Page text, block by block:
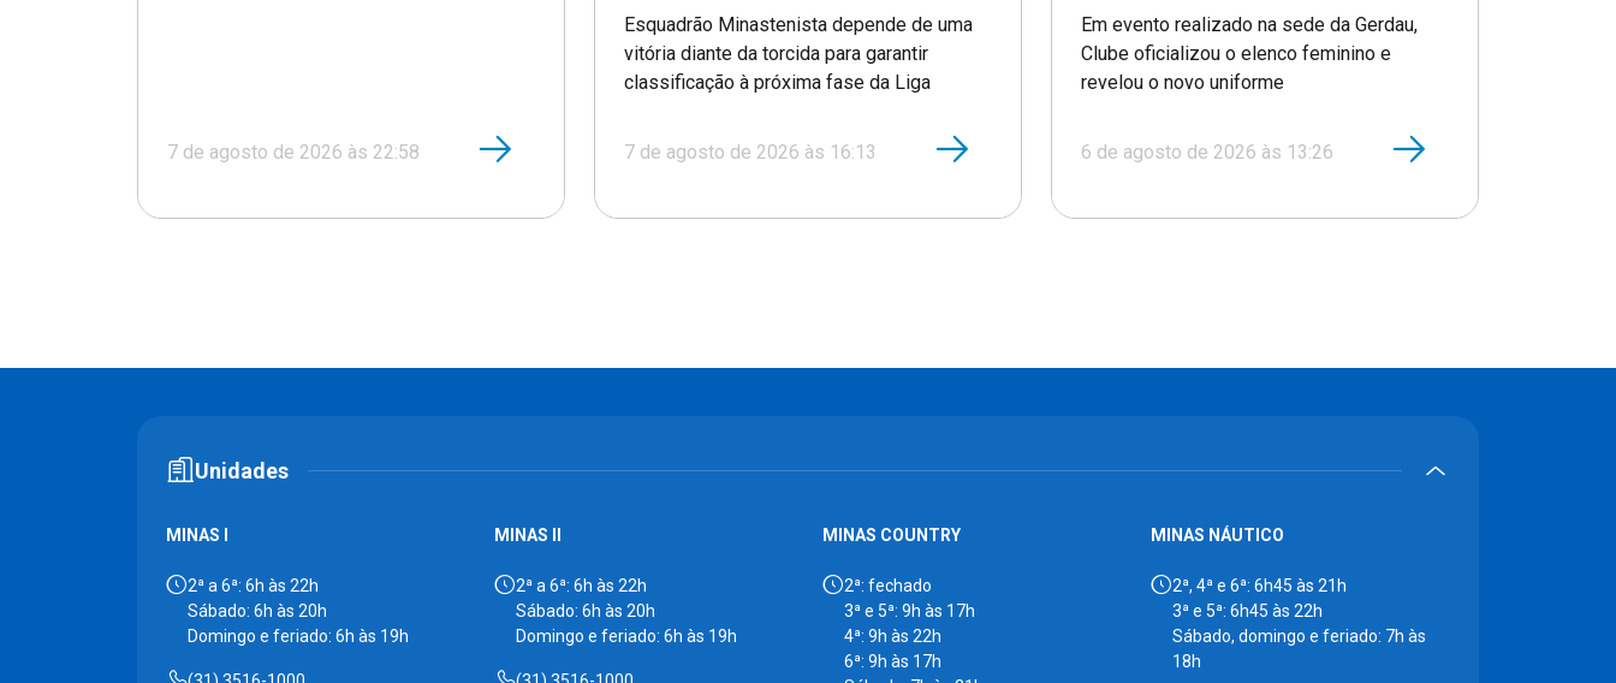
7 de agosto de 2026 às 22:58
Esquadrão Minastenista depende de uma
vitória diante da torcida para garantir
classificação à próxima fase da Liga
7 de agosto de 2026 às 16:13
Em evento realizado na sede da Gerdau,
Clube oficializou o elenco feminino e
revelou o novo uniforme
6 de agosto de 2026 às 13:26
Unidades
MINAS I
2ª a 6ª: 6h às 22h
Sábado: 6h às 20h
Domingo e feriado: 6h às 19h
MINAS II
2ª a 6ª: 6h às 22h
Sábado: 6h às 20h
Domingo e feriado: 6h às 19h
MINAS COUNTRY
2ª: fechado
3ª e 5ª: 9h às 17h
4ª: 9h às 22h
6ª: 9h às 17h
MINAS NÁUTICO
2ª, 4ª e 6ª: 6h45 às 21h
3ª e 5ª: 6h45 às 22h
Sábado, domingo e feriado: 7h às
18h